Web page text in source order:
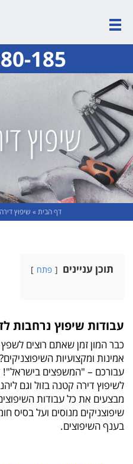
185
שיפוץ
דף הבית» שיפוץ דירה
תוכן עניינים פתח
עבודות שיפוץ נרחבות
כבר המון זמן שאתם רוצים
אמינות ומקצועיות
עבורכם – "המשפצים בישראל"!
לשיפוץ דירה קטנה בזול וגם
מבצעים את כל עבודות
שיפוצניקים מנוסים ועל בסיס
בענף השיפוצים.